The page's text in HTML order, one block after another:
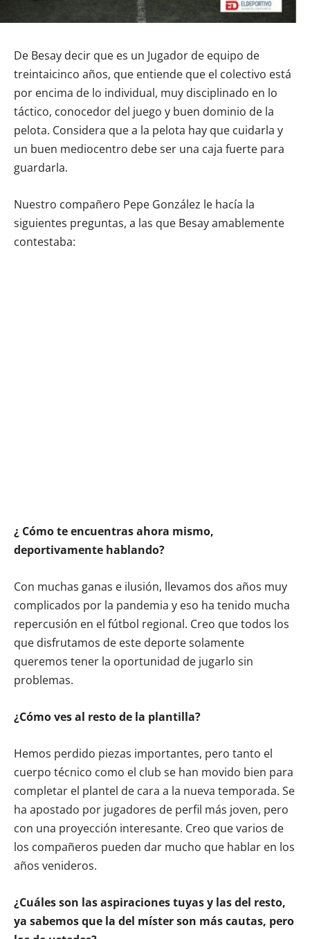
De Besay decir que es un Jugador de equipo de
treintaicinco años, que entiende que el colectivo está
por encima de lo individual, muy disciplinado en lo
táctico, conocedor del juego y buen dominio de la
pelota. Considera que a la pelota hay que cuidarla y
un buen mediocentro debe ser una caja fuerte para
guardarla.
Nuestro compañero Pepe González le hacía la
siguientes preguntas, a las que Besay amablemente
contestaba:
¿ Cómo te encuentras ahora mismo,
deportivamente hablando?
Con muchas ganas e ilusión, llevamos dos años muy
complicados por la pandemia y eso ha tenido mucha
repercusión en el fútbol regional. Creo que todos los
que disfrutamos de este deporte solamente
queremos tener la oportunidad de jugarlo sin
problemas.
¿Cómo ves al resto de la plantilla?
Hemos perdido piezas importantes, pero tanto el
cuerpo técnico como el club se han movido bien para
completar el plantel de cara a la nueva temporada. Se
ha apostado por jugadores de perfil más joven, pero
con una proyección interesante. Creo que varios de
los compañeros pueden dar mucho que hablar en los
años venideros.
¿Cuáles son las aspiraciones tuyas y las del resto,
ya sabemos que la del míster son más cautas, pero